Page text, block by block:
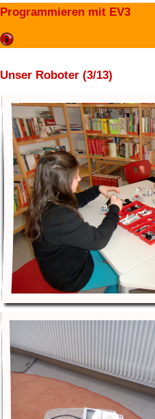
Programmieren mit EV3
Unser Roboter (3/13)